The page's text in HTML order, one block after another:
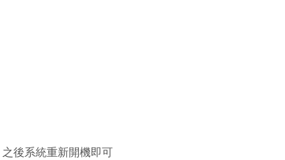
之後系統重新開機即可